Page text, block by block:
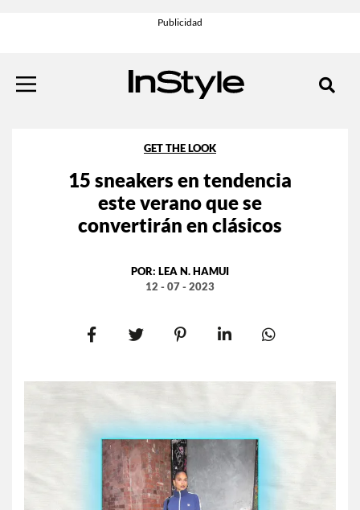
GET THE LOOK
15 sneakers en tendencia
este verano que se
convertirán en clásicos
POR: LEA N. HAMUI
12 - 07 - 2023